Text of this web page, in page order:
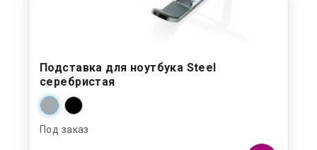
Подставка для ноутбука Steel
серебристая
Под заказ